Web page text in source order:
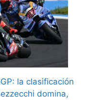
la clasificación
domina,